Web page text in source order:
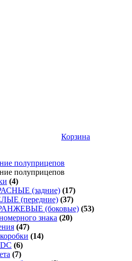
Корзина
полуприцепов
полуприцепов
(4)
(задние) (17)
(передние) (37)
(боковые) (53)
знака (20)
(47)
(14)
(6)
(7)